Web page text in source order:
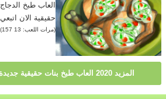
حقيقية الان
(مرات اللعب: 13 157)
المزيد 2020 العاب طبخ بنات حقيقية جديدة 2019 - العاب مطبخ